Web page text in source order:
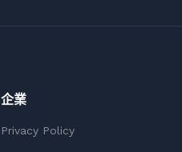
企業
Privacy Policy